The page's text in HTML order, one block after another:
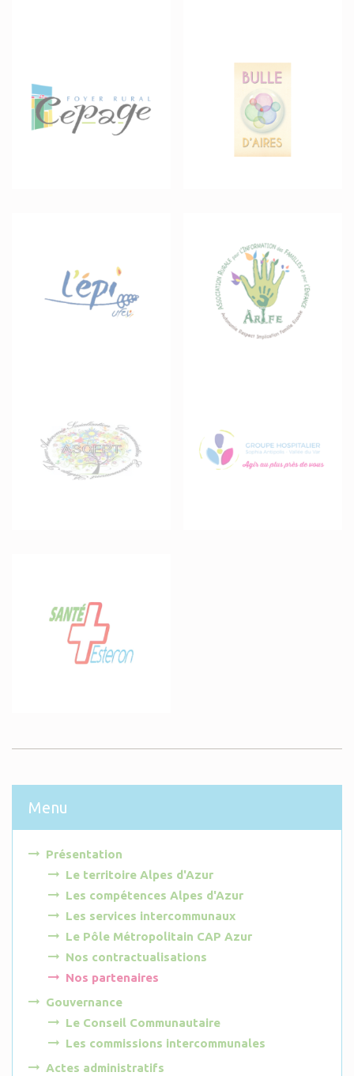
Menu
Présentation
Le territoire Alpes d'Azur
Les compétences Alpes d'Azur
Les services intercommunaux
Le Pôle Métropolitain CAP Azur
Nos contractualisations
Nos partenaires
Gouvernance
Le Conseil Communautaire
Les commissions intercommunales
Actes administratifs